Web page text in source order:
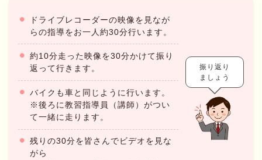
ドライブレコーダーの映像を見なが
らの指導をお一人約30分行います。
約10分走った映像を30分かけて振り
返って行きます。
バイクも車と同じように行います。
※後ろに教習指導員（講師）がつい
て一緒に走ります。
残りの30分を皆さんでビデオを見な
がら
振り返り
ましょう